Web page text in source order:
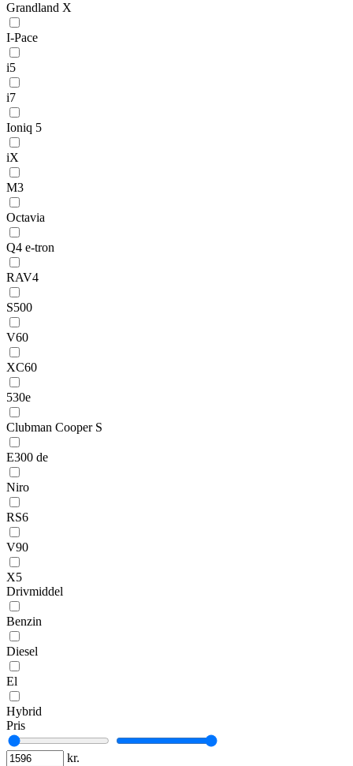
Grandland X
I-Pace
i5
i7
Ioniq 5
iX
M3
Octavia
Q4 e-tron
RAV4
S500
V60
XC60
530e
Clubman Cooper S
E300 de
Niro
RS6
V90
X5
Drivmiddel
Benzin
Diesel
El
Hybrid
Pris
kr.